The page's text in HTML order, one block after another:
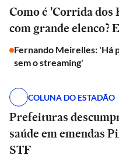
Como é 'Corrida dos
com grande elenco?
Fernando Meirelles: 'Há
sem o streaming'
COLUNA DO ESTADÃO
Prefeituras
saúde em emendas
STF